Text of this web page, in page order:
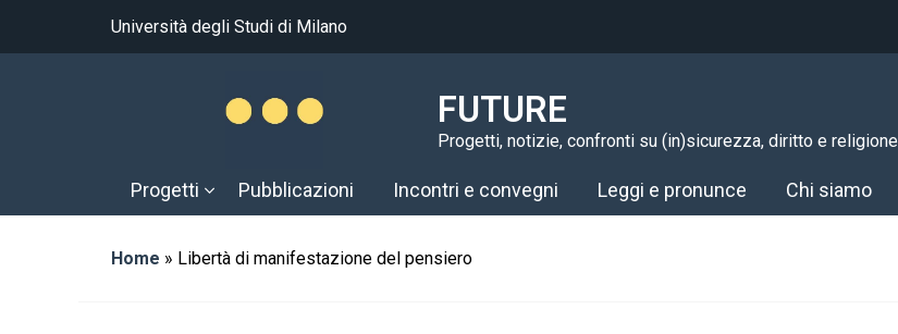
Università degli Studi di Milano
FUTURE
Progetti, notizie, confronti su (in)sicurezza, diritto e religione
Progetti Pubblicazioni Incontri e convegni Leggi e pronunce Chi siamo
Home » Libertà di manifestazione del pensiero